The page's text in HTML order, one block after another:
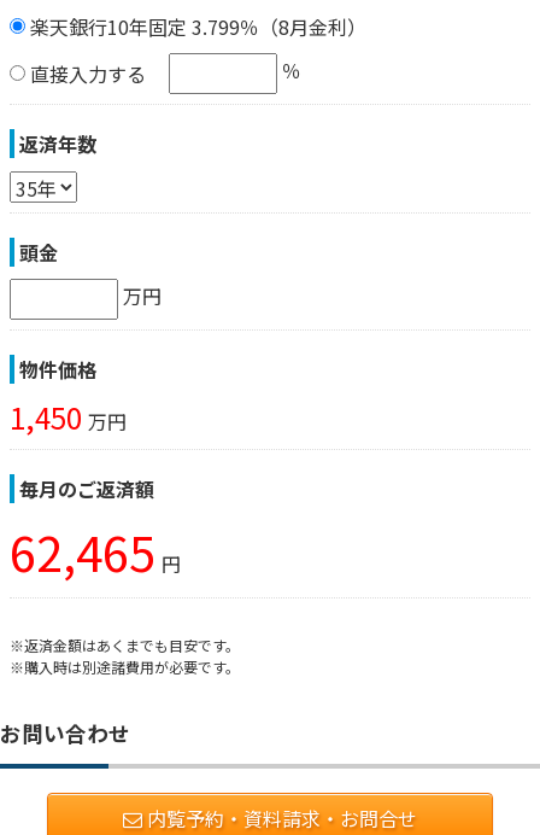
楽天銀行10年固定 3.799％（8月金利）
直接入力する
％
返済年数
頭金
万円
物件価格
1,450 万円
毎月のご返済額
62,465 円
※返済金額はあくまでも目安です。
※購入時は別途諸費用が必要です。
お問い合わせ
内覧予約・資料請求・お問合せ